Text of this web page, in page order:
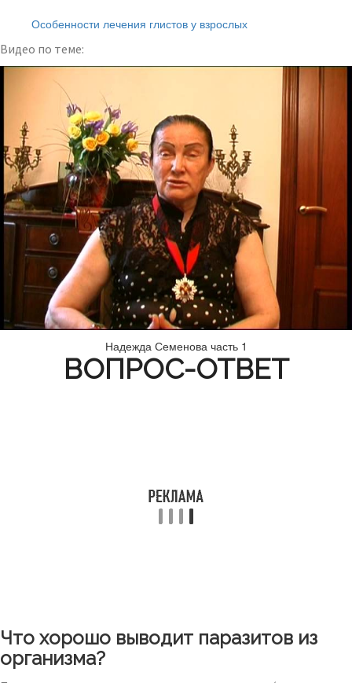
Особенности лечения глистов у взрослых
Видео по теме:
Надежда Семенова часть 1
ВОПРОС-ОТВЕТ
Что хорошо выводит паразитов из
организма?